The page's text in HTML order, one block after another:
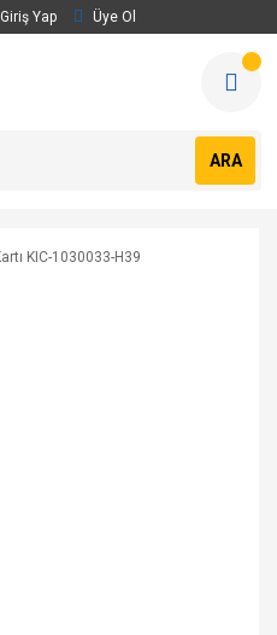
Giriş Yap Üye Ol
ARA